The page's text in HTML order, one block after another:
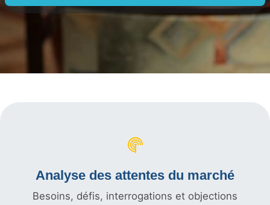
Analyse des attentes du marché
Besoins, défis, interrogations et objections